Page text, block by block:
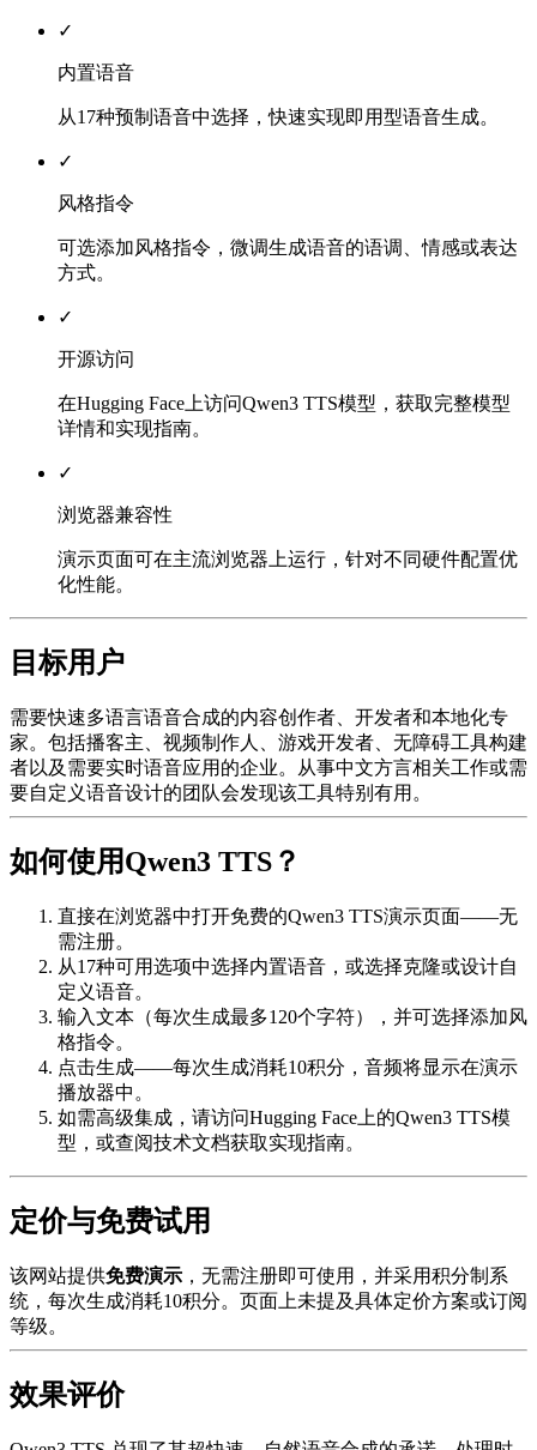
✓
内置语音
从17种预制语音中选择，快速实现即用型语音生成。
✓
风格指令
可选添加风格指令，微调生成语音的语调、情感或表达
方式。
✓
开源访问
在Hugging Face上访问Qwen3 TTS模型，获取完整模型
详情和实现指南。
✓
浏览器兼容性
演示页面可在主流浏览器上运行，针对不同硬件配置优
化性能。
目标用户
需要快速多语言语音合成的内容创作者、开发者和本地化专
家。包括播客主、视频制作人、游戏开发者、无障碍工具构建
者以及需要实时语音应用的企业。从事中文方言相关工作或需
要自定义语音设计的团队会发现该工具特别有用。
如何使用Qwen3 TTS？
直接在浏览器中打开免费的Qwen3 TTS演示页面——无
需注册。
从17种可用选项中选择内置语音，或选择克隆或设计自
定义语音。
输入文本（每次生成最多120个字符），并可选择添加风
格指令。
点击生成——每次生成消耗10积分，音频将显示在演示
播放器中。
如需高级集成，请访问Hugging Face上的Qwen3 TTS模
型，或查阅技术文档获取实现指南。
定价与免费试用
该网站提供免费演示 ，无需注册即可使用，并采用积分制系
统，每次生成消耗10积分。页面上未提及具体定价方案或订阅
等级。
效果评价